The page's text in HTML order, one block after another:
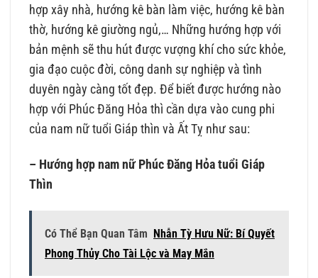
hợp xây nhà, hướng kê bàn làm việc, hướng kê bàn
thờ, hướng kê giường ngủ,… Những hướng hợp với
bản mệnh sẽ thu hút được vượng khí cho sức khỏe,
gia đạo cuộc đời, công danh sự nghiệp và tình
duyên ngày càng tốt đẹp. Để biết được hướng nào
hợp với Phúc Đăng Hỏa thì cần dựa vào cung phi
của nam nữ tuổi Giáp thìn và Ất Tỵ như sau:
– Hướng hợp nam nữ Phúc Đăng Hỏa tuổi Giáp
Thìn
Có Thể Bạn Quan Tâm Nhẫn Tỳ Hưu Nữ: Bí Quyết
Phong Thủy Cho Tài Lộc và May Mắn